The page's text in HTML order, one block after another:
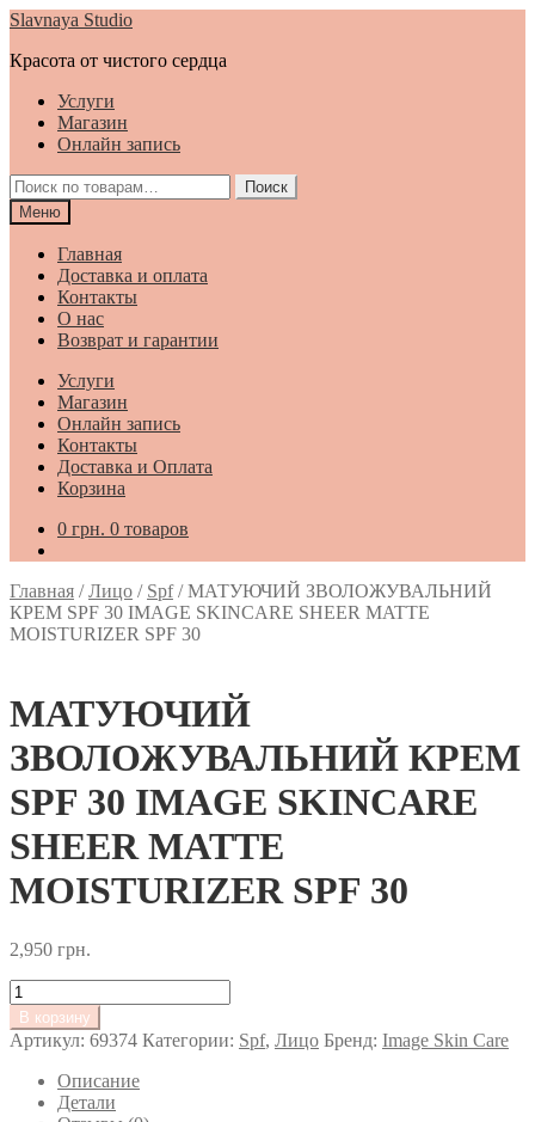
Перейти
навигации
Перейти
содержимому
Slavnaya Studio
Красота от чистого сердца
Услуги
Магазин
Онлайн запись
Искать:
Поиск
Меню
Главная
Доставка и оплата
Контакты
О нас
Возврат и гарантии
Услуги
Магазин
Онлайн запись
Контакты
Доставка и Оплата
Корзина
0 грн. 0 товаров
Главная /Лицо / Spf/МАТУЮЧИЙ ЗВОЛОЖУВАЛЬНИЙ
КРЕМ SPF 30 IMAGE SKINCARE SHEER МATTE
MOISTURIZER SPF 30
МАТУЮЧИЙ
ЗВОЛОЖУВАЛЬНИЙ КРЕМ
SPF 30 IMAGE SKINCARE
SHEER МATTE
MOISTURIZER SPF 30
2,950 грн.
Количество
товара
МАТУЮЧИЙ
ЗВОЛОЖУВАЛЬНИЙ
КРЕМ
SPF
В корзину
Артикул: 69374 Категории: Spf, Лицо Бренд: Image Skin Care
Описание
Детали